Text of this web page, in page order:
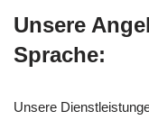
Unsere
Sprache:
Unsere